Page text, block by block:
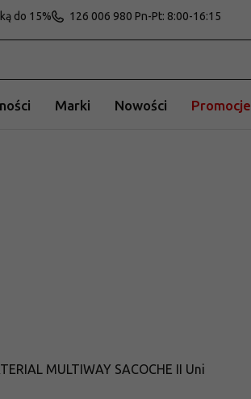
do 15% 126 006 980 Pn-Pt: 8:00-16:15
Marki Nowości Promocje